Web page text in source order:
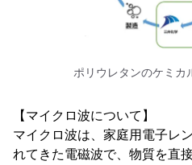
ポリウレタンのケミカ
【マイクロ波について】
マイクロ波は、家庭用電子レ
れてきた電磁波で、物質を直